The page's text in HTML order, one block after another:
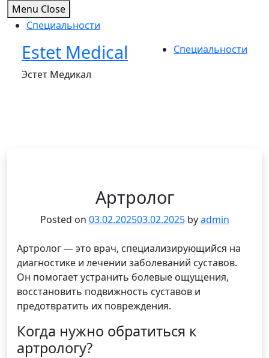
Menu Close
Специальности
content
Estet Medical
Эстет Медикал
Специальности
Артролог
Posted on 03.02.202503.02.2025byadmin
Артролог — это врач, специализирующийся на
диагностике и лечении заболеваний суставов.
Он помогает устранить болевые ощущения,
восстановить подвижность суставов и
предотвратить их повреждения.
Когда нужно обратиться к
артрологу?